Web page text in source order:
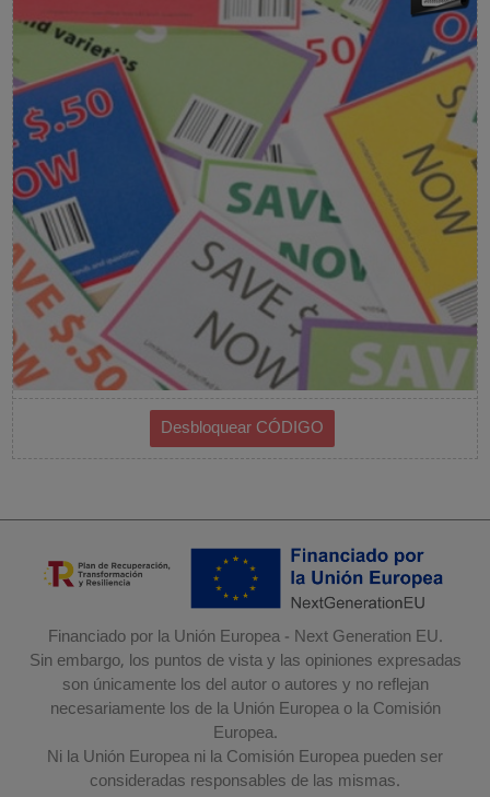
Financiado por la Unión Europea - Next Generation EU.
Sin embargo, los puntos de vista y las opiniones expresadas
son únicamente los del autor o autores y no reflejan
necesariamente los de la Unión Europea o la Comisión
Europea.
Ni la Unión Europea ni la Comisión Europea pueden ser
consideradas responsables de las mismas.